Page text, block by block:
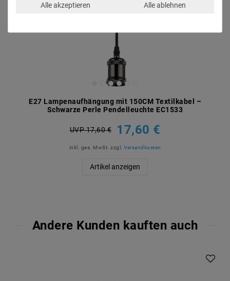
E27 Lampenaufhängung mit 150CM Textilkabel –
Schwarze Perle Pendelleuchte EC1533
UVP 17,60 € 17,60 €
inkl. ges. MwSt. zzgl. Versandkosten
Artikel anzeigen
Andere Kunden kauften auch
Alle akzeptieren Alle ablehnen